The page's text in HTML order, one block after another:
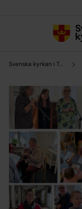
Svenska kyrkan i Toarp